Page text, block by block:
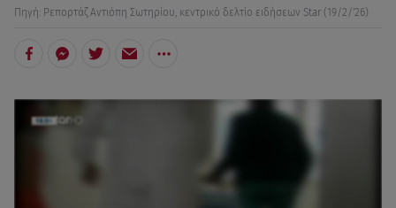
Πηγή: Ρεπορτάζ Αντιόπη Σωτηρίου, κεντρικό δελτίο ειδήσεων Star (19/2/'26)